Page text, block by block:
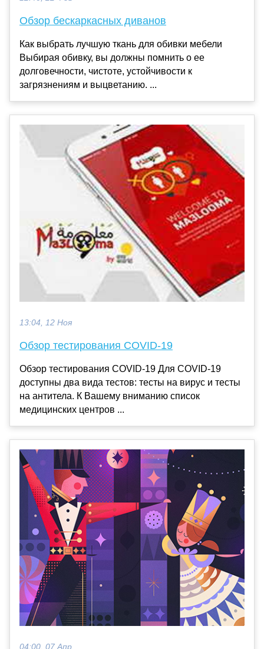
Обзор бескаркасных диванов
Как выбрать лучшую ткань для обивки мебели
Выбирая обивку, вы должны помнить о ее
долговечности, чистоте, устойчивости к
загрязнениям и выцветанию. ...
13:04, 12 Ноя
Обзор тестирования COVID-19
Обзор тестирования COVID-19 Для COVID-19
доступны два вида тестов: тесты на вирус и тесты
на антитела. К Вашему вниманию список
медицинских центров ...
04:00, 07 Апр